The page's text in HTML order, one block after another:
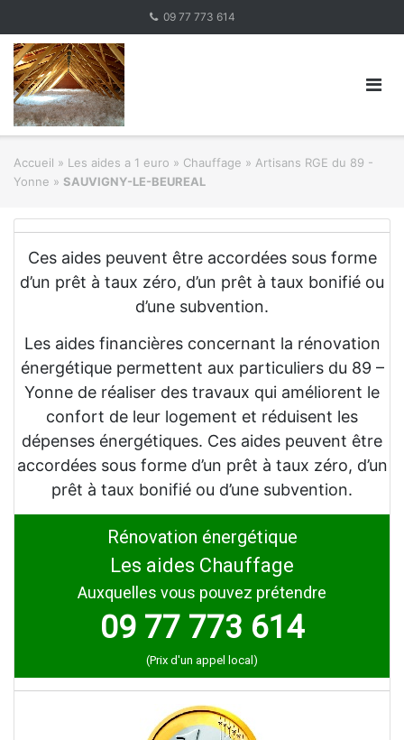
content
09 77 773 614
Accueil » Les aides a 1 euro » Chauffage » Artisans RGE du 89 -
Yonne » SAUVIGNY-LE-BEUREAL
Ces aides peuvent être accordées sous forme
d’un prêt à taux zéro, d’un prêt à taux bonifié ou
d’une subvention.
Les aides financières concernant la rénovation
énergétique permettent aux particuliers du 89 –
Yonne de réaliser des travaux qui améliorent le
confort de leur logement et réduisent les
dépenses énergétiques. Ces aides peuvent être
accordées sous forme d’un prêt à taux zéro, d’un
prêt à taux bonifié ou d’une subvention.
Rénovation énergétique
Les aides Chauffage
Auxquelles vous pouvez prétendre
09 77 773 614
(Prix d'un appel local)